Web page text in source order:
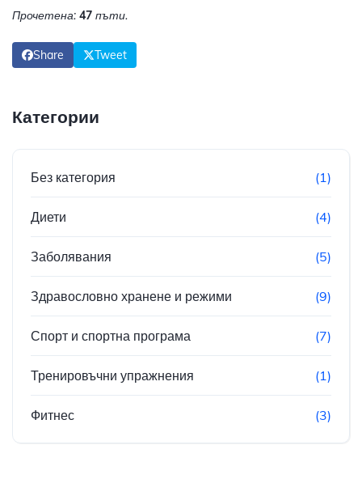
Прочетена: 47 пъти.
Share Tweet
Категории
Без категория (1)
Диети (4)
Заболявания (5)
Здравословно хранене и режими (9)
Спорт и спортна програма (7)
Тренировъчни упражнения (1)
Фитнес (3)